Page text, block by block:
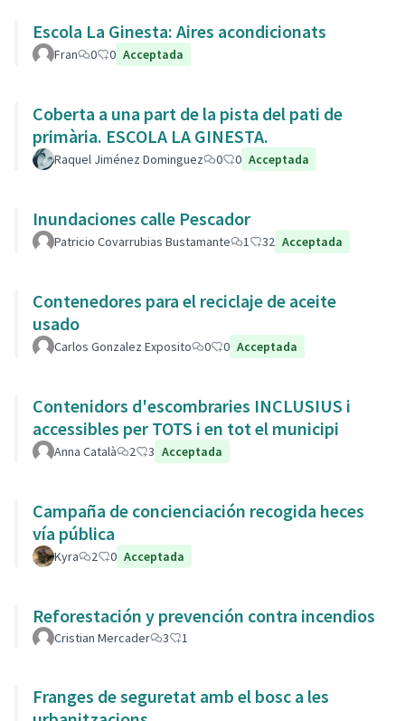
Escola La Ginesta: Aires acondicionats
Fran 0 0 Acceptada
Coberta a una part de la pista del pati de
primària. ESCOLA LA GINESTA.
Raquel Jiménez Dominguez 0 0 Acceptada
Inundaciones calle Pescador
Patricio Covarrubias Bustamante 1 32 Acceptada
Contenedores para el reciclaje de aceite
usado
Carlos Gonzalez Exposito 0 0 Acceptada
Contenidors d'escombraries INCLUSIUS i
accessibles per TOTS i en tot el municipi
Anna Català 2 3 Acceptada
Campaña de concienciación recogida heces
vía pública
Kyra 2 0 Acceptada
Reforestación y prevención contra incendios
Cristian Mercader 3 1
Franges de seguretat amb el bosc a les